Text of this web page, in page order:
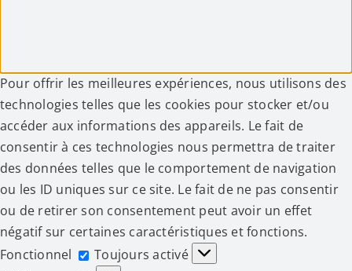
Pour offrir les meilleures expériences, nous utilisons des
technologies telles que les cookies pour stocker et/ou
accéder aux informations des appareils. Le fait de
consentir à ces technologies nous permettra de traiter
des données telles que le comportement de navigation
ou les ID uniques sur ce site. Le fait de ne pas consentir
ou de retirer son consentement peut avoir un effet
négatif sur certaines caractéristiques et fonctions.
Fonctionnel
Fonctionnel
Toujours activé